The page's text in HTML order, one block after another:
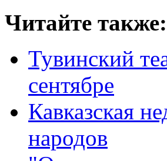
Читайте также:
Тувинский
сентябре
Кавказская
народов